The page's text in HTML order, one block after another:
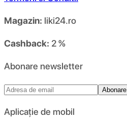
Magazin: liki24.ro
Cashback: 2 %
Abonare newsletter
Abonare
Aplicație de mobil